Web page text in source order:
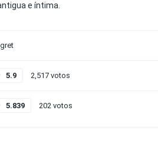
e íntima.
5.9 2,517 votos
5.839 202 votos